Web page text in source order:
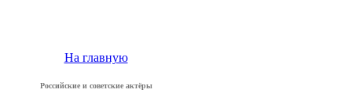
На главную
Российские и советские актёры